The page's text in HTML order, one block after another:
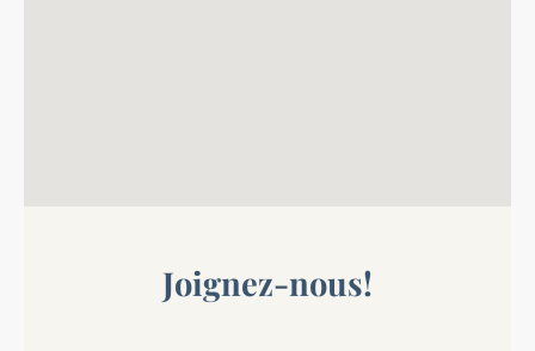
Joignez-nous!